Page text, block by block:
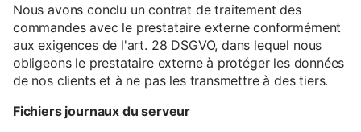
Nous avons conclu un contrat de traitement des
commandes avec le prestataire externe conformément
aux exigences de l'art. 28 DSGVO, dans lequel nous
obligeons le prestataire externe à protéger les données
de nos clients et à ne pas les transmettre à des tiers.
Fichiers journaux du serveur